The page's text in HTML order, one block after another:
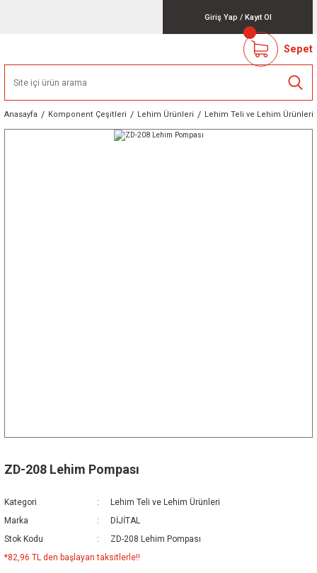
Giriş Yap / Kayıt Ol
Sepet
Anasayfa Komponent Çeşitleri Lehim Ürünleri Lehim Teli ve Lehim Ürünleri
ZD-208 Lehim Pompası
Kategori
Lehim Teli ve Lehim Ürünleri
Marka
DİJİTAL
Stok Kodu
ZD-208 Lehim Pompası
*82,96 TL den başlayan taksitlerle!!